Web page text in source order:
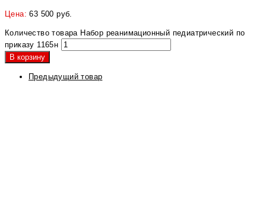
Цена:63 500 руб.
Количество товара Набор реанимационный педиатрический по
приказу 1165н
В корзину
Предыдущий товар